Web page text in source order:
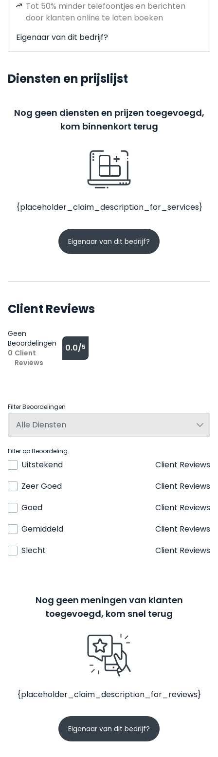
Tot 50% minder telefoontjes en berichten
door klanten online te laten boeken
Eigenaar van dit bedrijf?
Diensten en prijslijst
Nog geen diensten en prijzen toegevoegd,
kom binnenkort terug
{placeholder_claim_description_for_services}
Eigenaar van dit bedrijf?
Client Reviews
Geen
Beoordelingen
0 Client
Reviews
0.0/5
Filter Beoordelingen
Filter op Beoordeling
Uitstekend
Client Reviews
Zeer Goed
Client Reviews
Goed
Client Reviews
Gemiddeld
Client Reviews
Slecht
Client Reviews
Nog geen meningen van klanten
toegevoegd, kom snel terug
{placeholder_claim_description_for_reviews}
Eigenaar van dit bedrijf?